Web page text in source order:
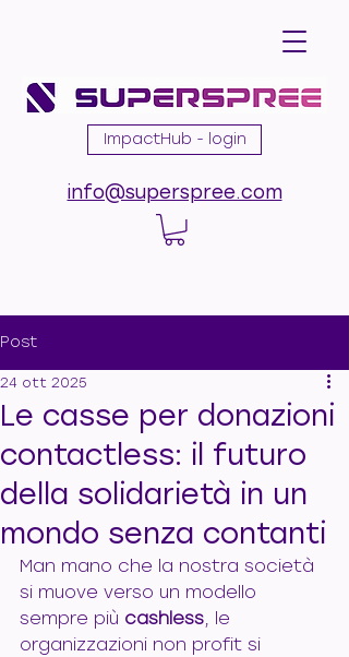
ImpactHub - login
info@superspree.com
Post
Le casse per donazioni
contactless: il futuro
della solidarietà in un
mondo senza contanti
24 ott 2025
Man mano che la nostra società
si muove verso un modello
sempre più cashless , le
organizzazioni non profit si